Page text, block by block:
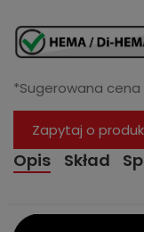
*Sugerowana
Zapytaj o
Opis Skład